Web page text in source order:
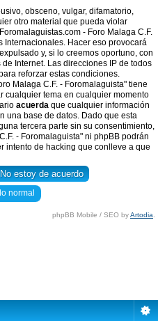
obsceno, vulgar, difamatorio,
otro material que pueda violar
- Foro Malaga C.F.
Internacionales. Hacer eso provocará
y, si lo creemos oportuno, con
Internet. Las direcciones IP de todos
reforzar estas condiciones.
Malaga C.F. - Foromalaguista" tiene
cualquier tema en cualquier momento
acuerda que cualquier información
una base de datos. Dado que esta
tercera parte sin su consentimiento,
- Foromalaguista" ni phpBB podrán
intento de hacking que conlleve a que
normal
phpBB Mobile / SEO byArtodia